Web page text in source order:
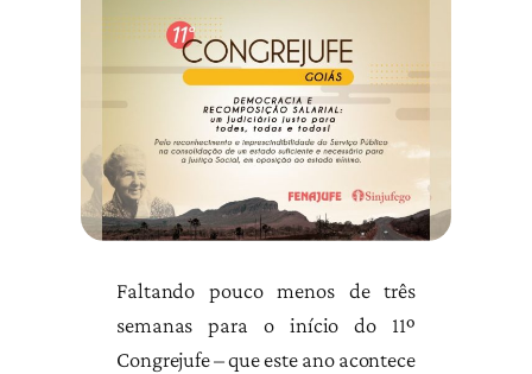
Faltando pouco menos de três
semanas para o início do 11º
Congrejufe – que este ano acontece